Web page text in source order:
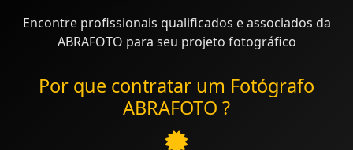
Encontre profissionais qualificados e associados da
ABRAFOTO para seu projeto fotográfico
Por que contratar um Fotógrafo
ABRAFOTO ?